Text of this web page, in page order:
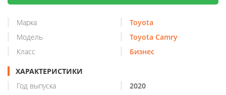
Марка
Toyota
Модель
Toyota Camry
Класс
Бизнес
ХАРАКТЕРИСТИКИ
Год выпуска
2020